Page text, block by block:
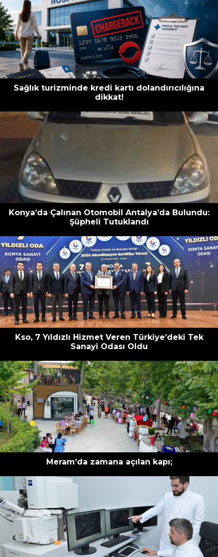
Sağlık turizminde kredi kartı dolandırıcılığına
dikkat!
Konya’da Çalınan Otomobil Antalya’da Bulundu:
Şüpheli Tutuklandı
Kso, 7 Yıldızlı Hizmet Veren Türkiye’deki Tek
Sanayi Odası Oldu
Meram’da zamana açılan kapı;